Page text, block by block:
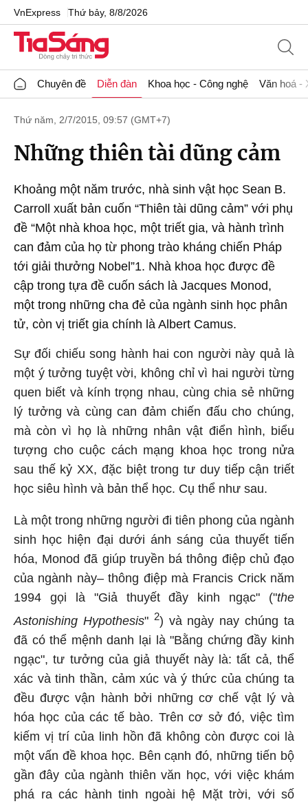
VnExpress Thứ bảy, 8/8/2026
Chuyên đề Diễn đàn Khoa học - Công nghệ Văn hoá -
Thứ năm, 2/7/2015, 09:57 (GMT+7)
Những thiên tài dũng cảm
Khoảng một năm trước, nhà sinh vật học Sean B.
Carroll xuất bản cuốn “Thiên tài dũng cảm” với phụ
đề “Một nhà khoa học, một triết gia, và hành trình
can đảm của họ từ phong trào kháng chiến Pháp
tới giải thưởng Nobel”1. Nhà khoa học được đề
cập trong tựa đề cuốn sách là Jacques Monod,
một trong những cha đẻ của ngành sinh học phân
tử, còn vị triết gia chính là Albert Camus.
Sự đối chiếu song hành hai con người này quả là
một ý tưởng tuyệt vời, không chỉ vì hai người từng
quen biết và kính trọng nhau, cùng chia sẻ những
lý tưởng và cùng can đảm chiến đấu cho chúng,
mà còn vì họ là những nhân vật điển hình, biểu
tượng cho cuộc cách mạng khoa học trong nửa
sau thế kỷ XX, đặc biệt trong tư duy tiếp cận triết
học siêu hình và bản thể học. Cụ thể như sau.
Là một trong những người đi tiên phong của ngành
sinh học hiện đại dưới ánh sáng của thuyết tiến
hóa, Monod đã giúp truyền bá thông điệp chủ đạo
của ngành này– thông điệp mà Francis Crick năm
1994 gọi là "Giả thuyết đầy kinh ngạc" ("the
Astonishing Hypothesis" 2) và ngày nay chúng ta
đã có thể mệnh danh lại là "Bằng chứng đầy kinh
ngạc", tư tưởng của giả thuyết này là: tất cả, thể
xác và tinh thần, cảm xúc và ý thức của chúng ta
đều được vận hành bởi những cơ chế vật lý và
hóa học của các tế bào. Trên cơ sở đó, việc tìm
kiếm vị trí của linh hồn đã không còn được coi là
một vấn đề khoa học. Bên cạnh đó, những tiến bộ
gần đây của ngành thiên văn học, với việc khám
phá ra các hành tinh ngoài hệ Mặt trời, với số